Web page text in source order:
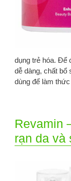
dụng trẻ hóa. Để
dễ dàng, chất bổ
dùng để làm
Revamin
rạn da và